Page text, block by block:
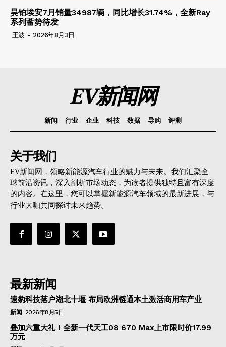
昊铂埃安7月销量34987辆，同比增长31.74%，全新Ray
系列蓄势待发
王波 - 2026年8月3日
EV新闻网
新闻 行业 企业 科技 数据 导购 评测
关于我们
EV新闻网，领略新能源汽车行业的魅力与未来。我们汇聚全
球前沿资讯，深入剖析市场动态，为读者提供独特且富有深度
的内容。在这里，您可以掌握新能源汽车领域的最新进展，与
行业大咖共同探讨未来趋势。
最新新闻
速豹科技落户湖北十堰 布局欧洲链通本土激活商用车产业
新闻 2026年8月5日
叠加六重大礼！全新一代天工08 670 Max上市限时价17.99
万元